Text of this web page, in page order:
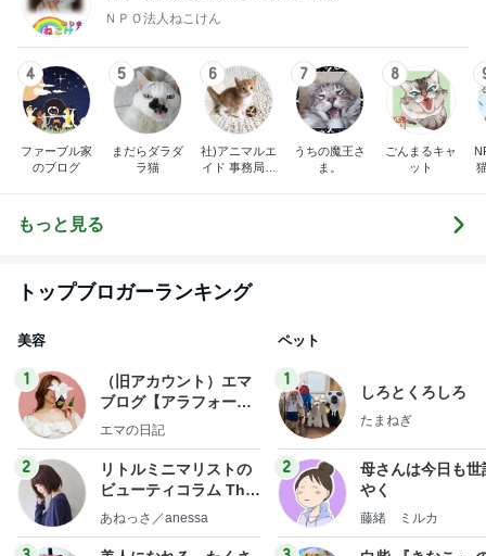
ＮＰＯ法人ねこけん
4
ファーブル家
のブログ
5
まだらダラダ
ラ猫
6
社)アニマルエ
イド 事務局＆
7
うちの魔王さ
ま。
8
ごんまるキャ
ット
もっと見る
トップブロガーランキング
美容
1
（旧アカウント）エマ
ブログ【アラフォー会
社売却セカンドライ
エマの日記
2
リトルミニマリストの
ビューティコラム The
little minimalist's bea
あねっさ／anessa
ペット
1
しろとくろしろ
たまねぎ
2
母さんは今日も世
やく
藤緒 ミルカ